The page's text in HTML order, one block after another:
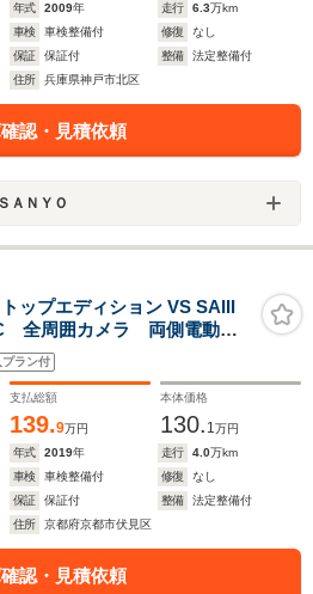
年式
2009年 走行 6.3万km
車検
車検整備付 修復
なし
保証
保証付 整備
法定整備付
住所
兵庫県神戸市北区
認・見積依頼
ＮＹＯ
ップエディション VS SAIII
全周囲カメラ 両側電動ス
減システム オートマチッ
LEDヘッドランプ アイ
キー
プラン付
支払総額
139.9万円
本体価格
130. 1万円
年式
2019年 走行 4.0万km
車検
車検整備付 修復
なし
保証
保証付 整備
法定整備付
住所
京都府京都市伏見区
認・見積依頼